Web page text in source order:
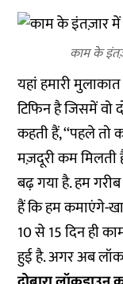
काम के
यहां हमारी
टिफिन है जिसमें वो
कहती हैं, ‘‘पहले तो
मज़दूरी कम मिलती
बढ़ गया है. हम
हैं कि हम कमाएंगे-
10 से 15 दिन ही
हुई है. अगर अब